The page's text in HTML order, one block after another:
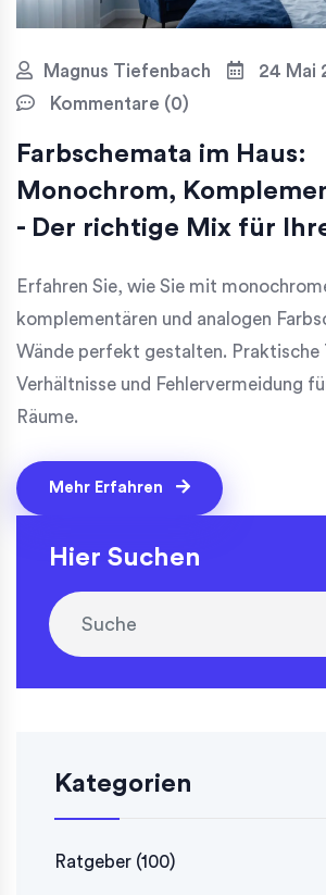
Magnus Tiefenbach
24 Mai
Kommentare (0)
Farbschemata im Haus:
Monochrom,
- Der richtige Mix für
Erfahren Sie, wie Sie mit
komplementären und analogen
Wände perfekt gestalten. Praktische
Verhältnisse und Fehlervermeidung
Räume.
Mehr Erfahren
Hier Suchen
Kategorien
Ratgeber (100)